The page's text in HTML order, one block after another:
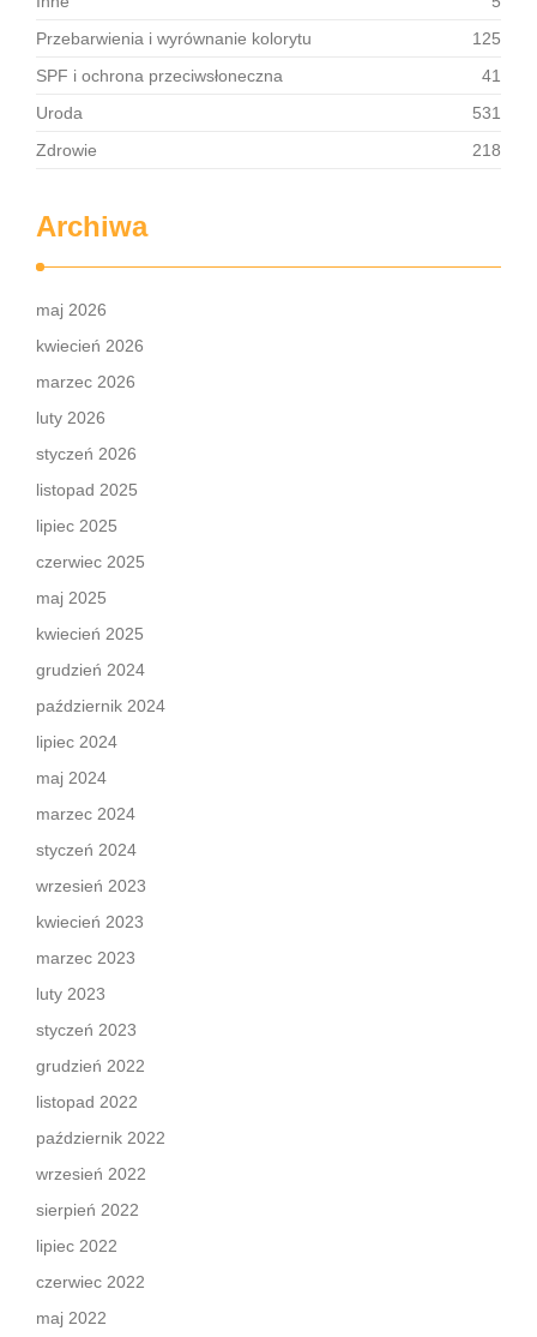
Przebarwienia i wyrównanie kolorytu
125
SPF i ochrona przeciwsłoneczna
41
Uroda
531
Zdrowie
218
Archiwa
maj 2026
kwiecień 2026
marzec 2026
luty 2026
styczeń 2026
listopad 2025
lipiec 2025
czerwiec 2025
maj 2025
kwiecień 2025
grudzień 2024
październik 2024
lipiec 2024
maj 2024
marzec 2024
styczeń 2024
wrzesień 2023
kwiecień 2023
marzec 2023
luty 2023
styczeń 2023
grudzień 2022
listopad 2022
październik 2022
wrzesień 2022
sierpień 2022
lipiec 2022
czerwiec 2022
maj 2022